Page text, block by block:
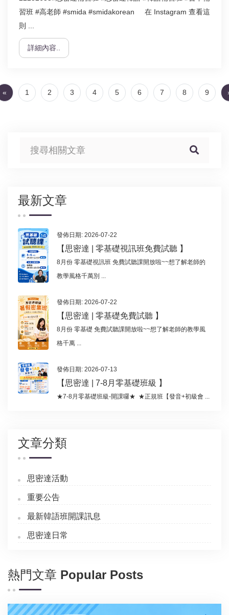
習班 #高老師 #smida #smidakorean 在 Instagram 查看這
則 ...
詳細內容..
« 1 (current)
2 3 4 5 6 7 8 9
最新文章
發佈日期: 2026-07-22
【思密達 | 零基礎視訊班免費試聽 】
8月份 零基礎視訊班 免費試聽課開放啦~~想了解老師的
教學風格千萬別 ...
發佈日期: 2026-07-22
【思密達 | 零基礎免費試聽 】
8月份 零基礎 免費試聽課開放啦~~想了解老師的教學風
格千萬 ...
發佈日期: 2026-07-13
【思密達 | 7-8月零基礎班級 】
★7-8月零基礎班級-開課囉★ ★正規班【發音+初級會 ...
文章分類
思密達活動
重要公告
最新韓語班開課訊息
思密達日常
熱門文章 Popular Posts